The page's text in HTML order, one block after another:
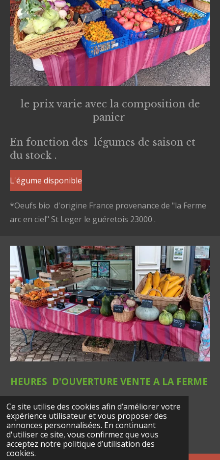
Ce site utilise des cookies afin d’améliorer votre
expérience utilisateur et vous proposer des
annonces personnalisées. En continuant
d'utiliser ce site, vous confirmez que vous
acceptez notre politique d’utilisation des
cookies.
le prix varie avec la composition de
panier
En fonction des légumes de saison et
du stock .
L'égume disponible
*Oeufs bio d'origine France provenance de "la Ferme
arc en ciel" St Leger le guéretois 23000 .
HEURES D'OUVERTURE VENTE A LA FERME
LUNDI AU SAMEDI 9H-12H/14H-19H
© 2024 - 2026 Le jardin d'Eulalie
Propulsé par Webador